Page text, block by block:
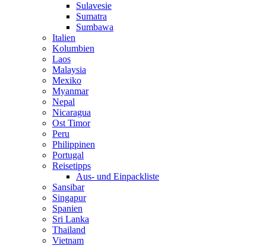
Sulavesie
Sumatra
Sumbawa
Italien
Kolumbien
Laos
Malaysia
Mexiko
Myanmar
Nepal
Nicaragua
Ost Timor
Peru
Philippinen
Portugal
Reisetipps
Aus- und Einpackliste
Sansibar
Singapur
Spanien
Sri Lanka
Thailand
Vietnam